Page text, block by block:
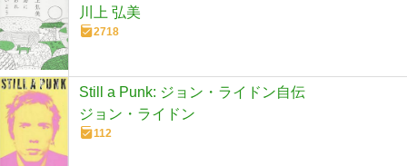
川上 弘美
2718
Still a Punk: ジョン・ライドン自伝
ジョン・ライドン
112